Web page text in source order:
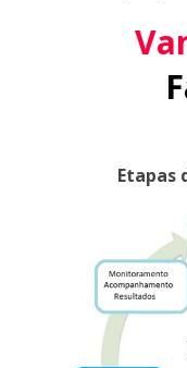
Etapas